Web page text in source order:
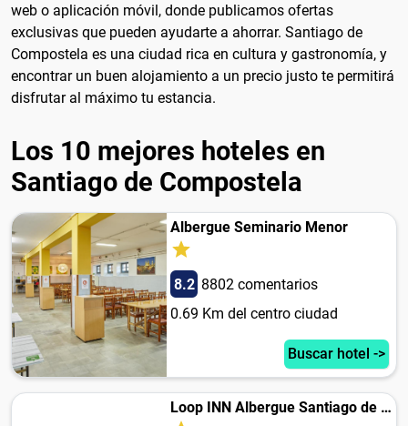
web o aplicación móvil, donde publicamos ofertas
exclusivas que pueden ayudarte a ahorrar. Santiago de
Compostela es una ciudad rica en cultura y gastronomía, y
encontrar un buen alojamiento a un precio justo te permitirá
disfrutar al máximo tu estancia.
Los 10 mejores hoteles en
Santiago de Compostela
Albergue Seminario Menor
8.2 8802 comentarios
0.69 Km del centro ciudad
Buscar hotel ->
Loop INN Albergue Santiago de Compostela